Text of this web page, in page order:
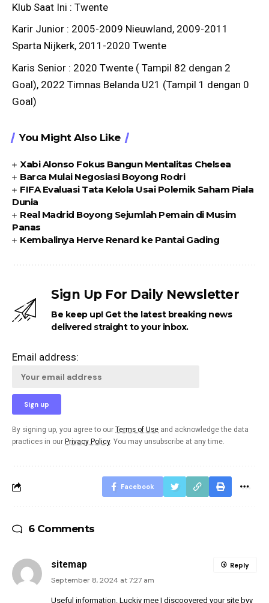
Klub Saat Ini : Twente
Karir Junior : 2005-2009 Nieuwland, 2009-2011
Sparta Nijkerk, 2011-2020 Twente
Karis Senior : 2020 Twente ( Tampil 82 dengan 2
Goal), 2022 Timnas Belanda U21 (Tampil 1 dengan 0
Goal)
You Might Also Like
Xabi Alonso Fokus Bangun Mentalitas Chelsea
Barca Mulai Negosiasi Boyong Rodri
FIFA Evaluasi Tata Kelola Usai Polemik Saham Piala
Dunia
Real Madrid Boyong Sejumlah Pemain di Musim
Panas
Kembalinya Herve Renard ke Pantai Gading
Sign Up For Daily Newsletter
Be keep up! Get the latest breaking news
delivered straight to your inbox.
Email address:
By signing up, you agree to our Terms of Use and acknowledge the data
practices in our Privacy Policy. You may unsubscribe at any time.
Facebook
6 Comments
sitemap
September 8, 2024 at 7:27 am
Useful information. Luckjy mee I discoovered your site byy
Reply